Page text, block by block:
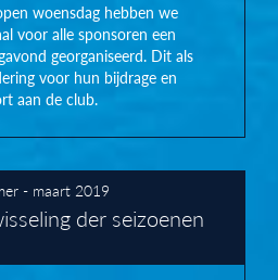
woensdag hebben we
voor alle sponsoren een
georganiseerd. Dit als
voor hun bijdrage en
aan de club.
- maart 2019
der seizoenen